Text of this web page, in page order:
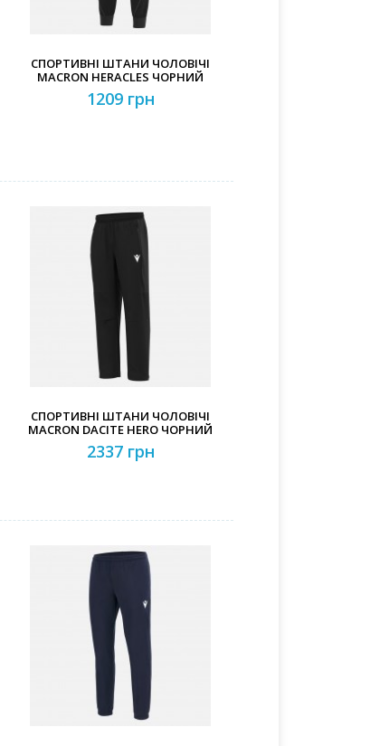
СПОРТИВНІ ШТАНИ ЧОЛОВІЧІ
MACRON HERACLES ЧОРНИЙ
1209 грн
СПОРТИВНІ ШТАНИ ЧОЛОВІЧІ
MACRON DACITE HERO ЧОРНИЙ
2337 грн